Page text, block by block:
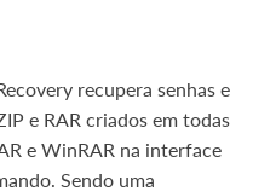
recupera senhas e
e RAR criados em todas
e WinRAR na interface
Sendo uma